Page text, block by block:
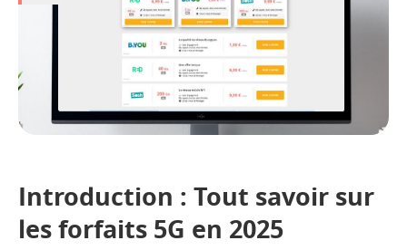
Introduction : Tout savoir sur
les forfaits 5G en 2025